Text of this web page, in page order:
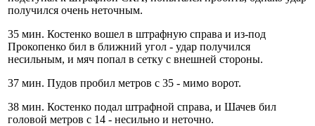
получился очень неточным.
35 мин. Костенко вошел в штрафную справа и из-под
Прокопенко бил в ближний угол - удар получился
несильным, и мяч попал в сетку с внешней стороны.
37 мин. Пудов пробил метров с 35 - мимо ворот.
38 мин. Костенко подал штрафной справа, и Шачев бил
головой метров с 14 - несильно и неточно.